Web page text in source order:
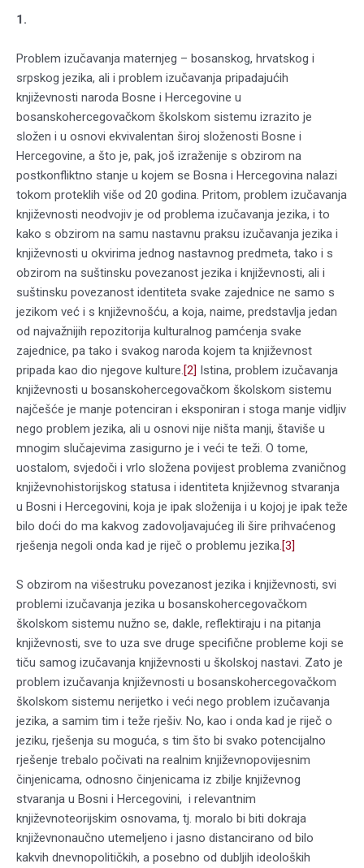
1.
Problem izučavanja maternjeg – bosanskog, hrvatskog i
srpskog jezika, ali i problem izučavanja pripadajućih
književnosti naroda Bosne i Hercegovine u
bosanskohercegovačkom školskom sistemu izrazito je
složen i u osnovi ekvivalentan široj složenosti Bosne i
Hercegovine, a što je, pak, još izraženije s obzirom na
postkonfliktno stanje u kojem se Bosna i Hercegovina nalazi
tokom proteklih više od 20 godina. Pritom, problem izučavanja
književnosti neodvojiv je od problema izučavanja jezika, i to
kako s obzirom na samu nastavnu praksu izučavanja jezika i
književnosti u okvirima jednog nastavnog predmeta, tako i s
obzirom na suštinsku povezanost jezika i književnosti, ali i
suštinsku povezanost identiteta svake zajednice ne samo s
jezikom već i s književnošću, a koja, naime, predstavlja jedan
od najvažnijih repozitorija kulturalnog pamćenja svake
zajednice, pa tako i svakog naroda kojem ta književnost
pripada kao dio njegove kulture. [2] Istina, problem izučavanja
književnosti u bosanskohercegovačkom školskom sistemu
najčešće je manje potenciran i eksponiran i stoga manje vidljiv
nego problem jezika, ali u osnovi nije ništa manji, štaviše u
mnogim slučajevima zasigurno je i veći te teži. O tome,
uostalom, svjedoči i vrlo složena povijest problema zvaničnog
književnohistorijskog statusa i identiteta književnog stvaranja
u Bosni i Hercegovini, koja je ipak složenija i u kojoj je ipak teže
bilo doći do ma kakvog zadovoljavajućeg ili šire prihvaćenog
rješenja negoli onda kad je riječ o problemu jezika. [3]
S obzirom na višestruku povezanost jezika i književnosti, svi
problemi izučavanja jezika u bosanskohercegovačkom
školskom sistemu nužno se, dakle, reflektiraju i na pitanja
književnosti, sve to uza sve druge specifične probleme koji se
tiču samog izučavanja književnosti u školskoj nastavi. Zato je
problem izučavanja književnosti u bosanskohercegovačkom
školskom sistemu nerijetko i veći nego problem izučavanja
jezika, a samim tim i teže rješiv. No, kao i onda kad je riječ o
jeziku, rješenja su moguća, s tim što bi svako potencijalno
rješenje trebalo počivati na realnim književnopovijesnim
činjenicama, odnosno činjenicama iz zbilje književnog
stvaranja u Bosni i Hercegovini, i relevantnim
književnoteorijskim osnovama, tj. moralo bi biti dokraja
književnonaučno utemeljeno i jasno distancirano od bilo
kakvih dnevnopolitičkih, a posebno od dubljih ideoloških